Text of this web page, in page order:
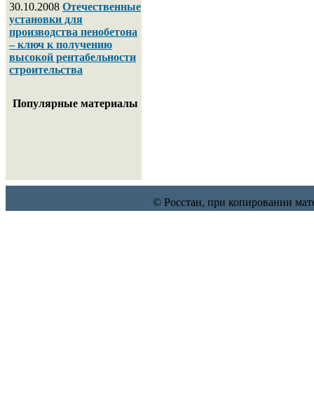
30.10.2008 Отечественные
установки для
производства пенобетона
– ключ к получению
высокой рентабельности
строительства
Популярные материалы
© Росстан, при копировании